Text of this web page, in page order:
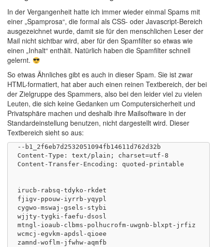
In der Vergangenheit hatte ich immer wieder einmal Spams mit
einer „Spamprosa“, die formal als CSS- oder Javascript-Bereich
ausgezeichnet wurde, damit sie für den menschlichen Leser der
Mail nicht sichtbar wird, aber für den Spamfilter so etwas wie
einen „Inhalt“ enthält. Natürlich haben die Spamfilter schnell
gelernt.
So etwas Ähnliches gibt es auch in dieser Spam. Sie ist zwar
HTML-formatiert, hat aber auch einen reinen Textbereich, der bei
der Zielgruppe des Spammers, also bei den leider viel zu vielen
Leuten, die sich keine Gedanken um Computersicherheit und
Privatsphäre machen und deshalb ihre Mailsoftware in der
Standardeinstellung benutzen, nicht dargestellt wird. Dieser
Textbereich sieht so aus:
--b1_2f6eb7d2532051094fb14611d762d32b
Content-Type: text/plain; charset=utf-8
Content-Transfer-Encoding: quoted-printable
irucb-rabsq-tdyko-rkdet
fjigv-ppouw-iyrrb-yqypl
cygwo-mswaj-gsels-stybi
wjjty-tygki-faefu-dsosl
mtngl-ioaub-clbms-polhucrofm-uwgnb-blxpt-jrfiz
wcmcj-egvkm-apdsl-qioee
zamnd-woflm-jfwhw-aqmfb